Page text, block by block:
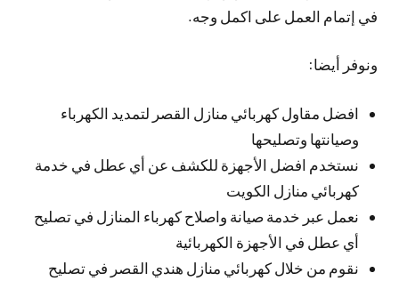
في إتمام العمل على اكمل وجه.
ونوفر أيضا:
افضل مقاول كهربائي منازل القصر لتمديد الكهرباء
وصيانتها وتصليحها
نستخدم افضل الأجهزة للكشف عن أي عطل في خدمة
كهربائي منازل الكويت
نعمل عبر خدمة صيانة واصلاح كهرباء المنازل في تصليح
أي عطل في الأجهزة الكهربائية
نقوم من خلال كهربائي منازل هندي القصر في تصليح